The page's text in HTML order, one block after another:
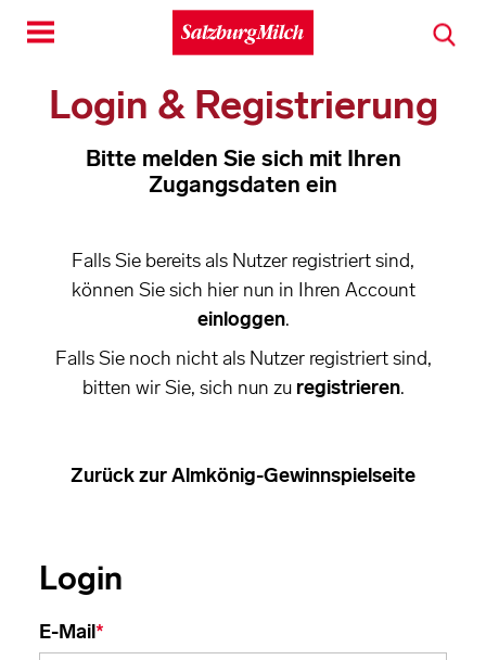
Toggle
navigation
Login & Registrierung
Bitte melden Sie sich mit Ihren
Zugangsdaten ein
Falls Sie bereits als Nutzer registriert sind,
können Sie sich hier nun in Ihren Account
einloggen.
Falls Sie noch nicht als Nutzer registriert sind,
bitten wir Sie, sich nun zu registrieren.
Zurück zur Almkönig-Gewinnspielseite
Login
E-Mail